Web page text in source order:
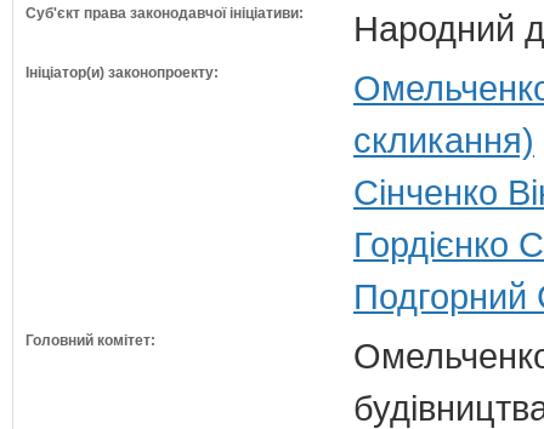
Суб'єкт права законодавчої ініціативи: Народний
Ініціатор(и) законопроекту:
скликання)
Сінченко
Гордієнко
Подгорний
Головний комітет: